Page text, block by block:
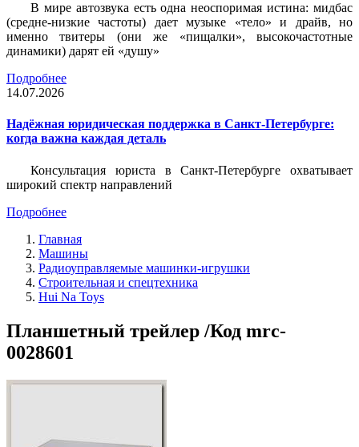
В мире автозвука есть одна неоспоримая истина: мидбас
(средне-низкие частоты) дает музыке «тело» и драйв, но
именно твитеры (они же «пищалки», высокочастотные
динамики) дарят ей «душу»
Подробнее
14.07.2026
Надёжная юридическая поддержка в Санкт-Петербурге:
когда важна каждая деталь
Консультация юриста в Санкт-Петербурге охватывает
широкий спектр направлений
Подробнее
Главная
Машины
Радиоуправляемые машинки-игрушки
Строительная и спецтехника
Hui Na Toys
Планшетный трейлер /Код mrc-
0028601